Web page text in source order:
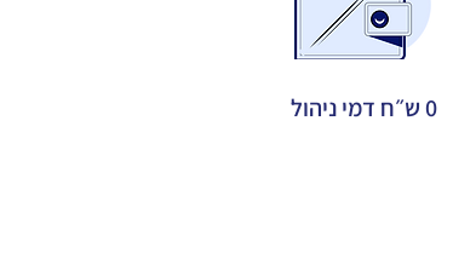
0 ש״ח דמי ניהול